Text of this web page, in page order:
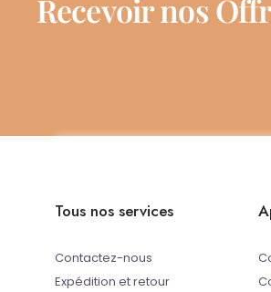
Recevoir nos
Tous nos services
Contactez-nous
Expédition et retour